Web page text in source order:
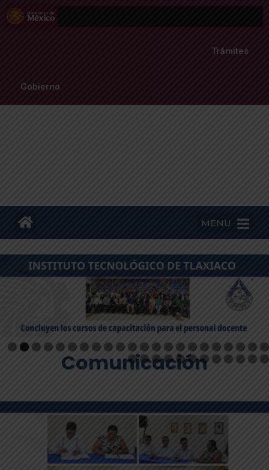
Trámites
Gobierno
MENU
Comunicación